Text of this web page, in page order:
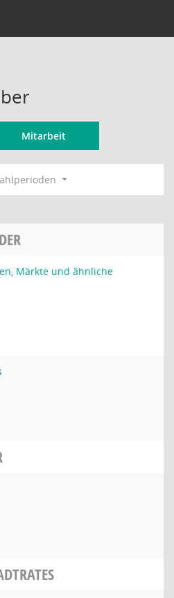
Mitarbeit
Märkte und ähnliche